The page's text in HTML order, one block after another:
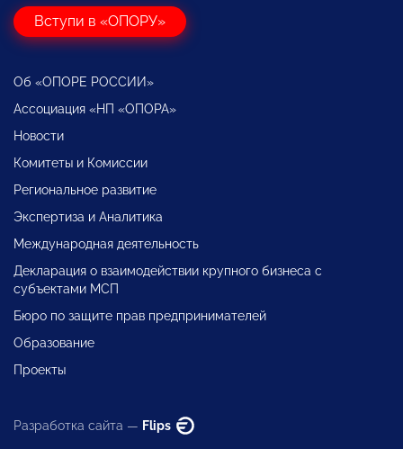
Вступи в «ОПОРУ»
Об «ОПОРЕ РОССИИ»
Ассоциация «НП «ОПОРА»
Новости
Комитеты и Комиссии
Региональное развитие
Экспертиза и Аналитика
Международная деятельность
Декларация о взаимодействии крупного бизнеса с
субъектами МСП
Бюро по защите прав предпринимателей
Образование
Проекты
Разработка сайта — Flips